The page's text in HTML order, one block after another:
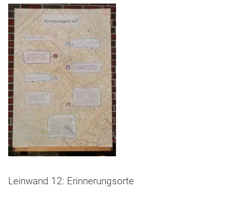
Leinwand 12: Erinnerungsorte
Beitragsnavigation